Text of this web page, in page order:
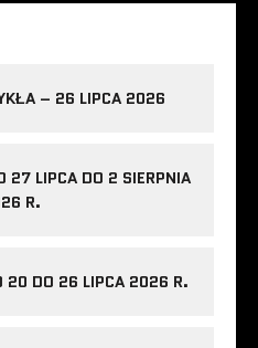
– 26 LIPCA 2026
27 LIPCA DO 2 SIERPNIA
R.
20 DO 26 LIPCA 2026 R.